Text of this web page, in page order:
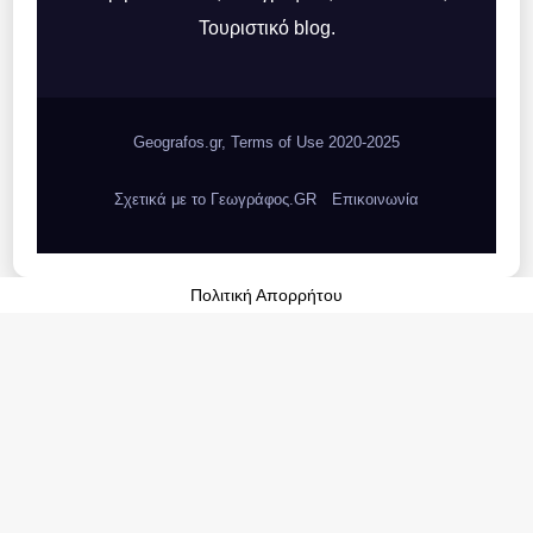
Τουριστικό blog.
Geografos.gr, Terms of Use 2020-2025
Σχετικά με το Γεωγράφος.GR Επικοινωνία
Πολιτική Απορρήτου